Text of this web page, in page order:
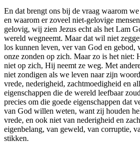
En dat brengt ons bij de vraag waarom
en waarom er zoveel niet-gelovige
gelovig, wij zien Jezus echt als het Lam
wereld wegneemt. Maar dat wil niet
los kunnen leven, ver van God en gebod,
onze zonden op zich. Maar zo is het niet:
niet op zich, Hij neemt ze weg. Met
niet zondigen als we leven naar zijn
vrede, nederigheid, zachtmoedigheid en
eigenschappen die de wereld leefbaar
precies om die goede eigenschappen dat
van God willen weten, want zij houden
vrede, en ook niet van nederigheid en
eigenbelang, van geweld, van corruptie,
stikken.